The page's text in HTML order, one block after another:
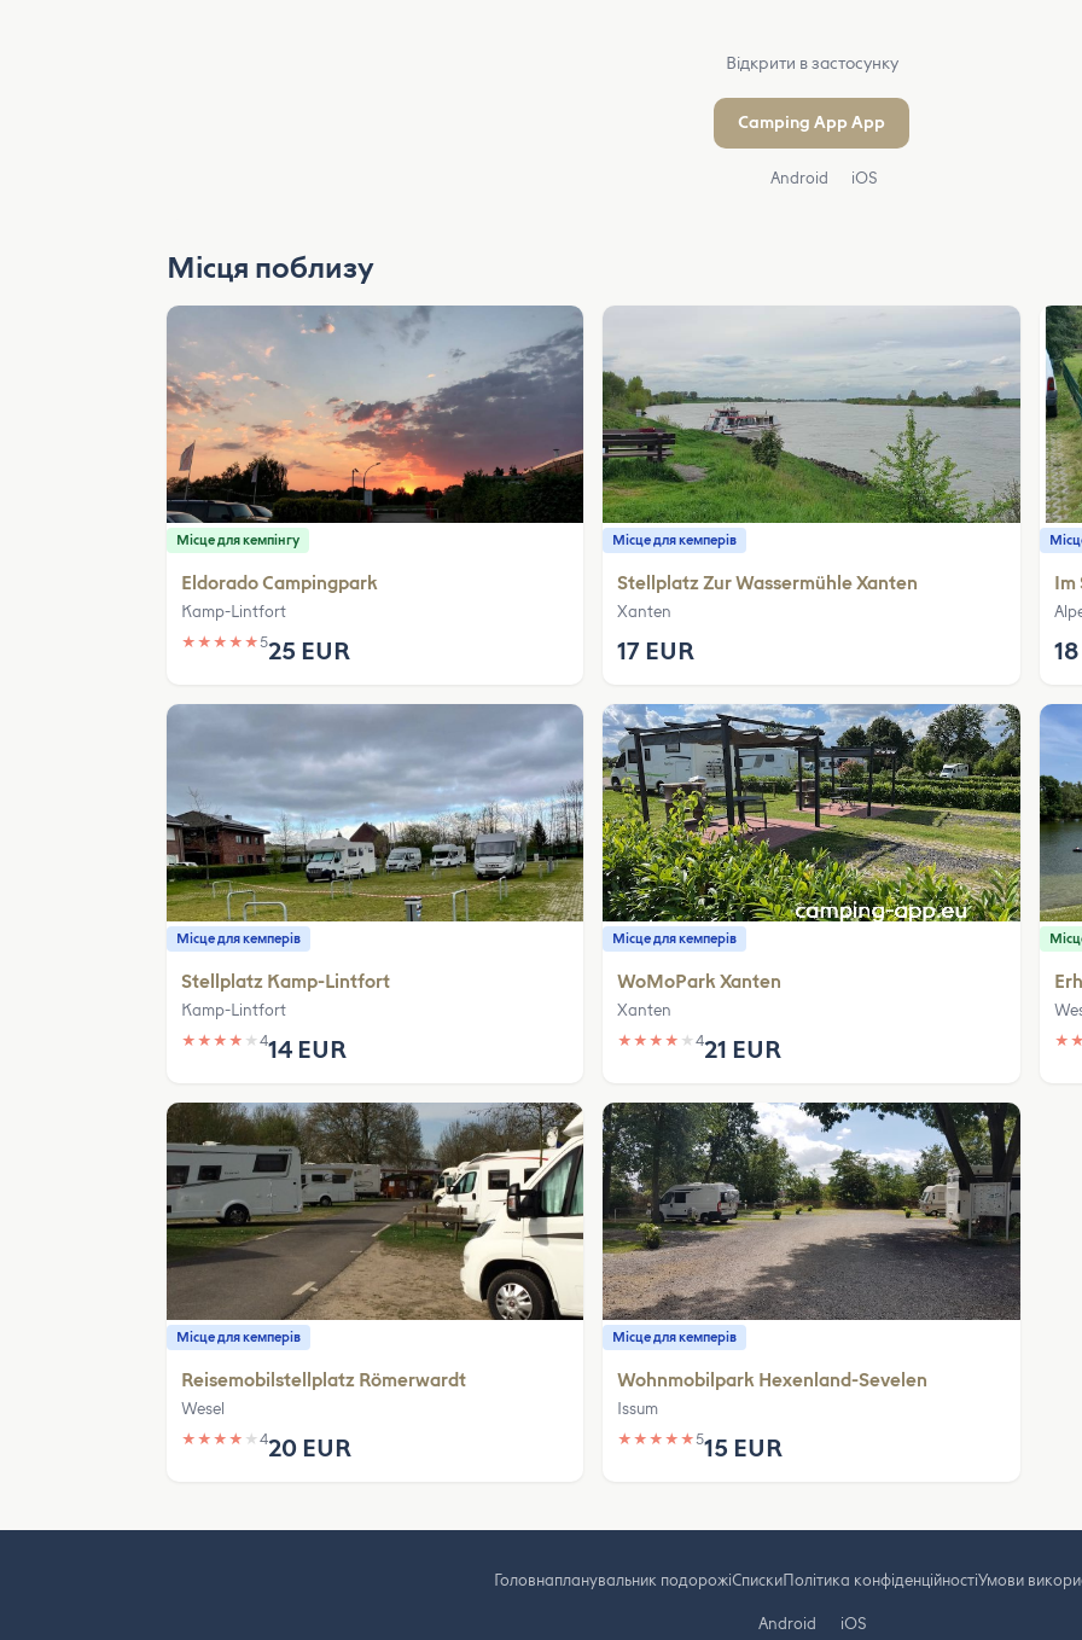
Відкрити в застосунку
Camping App App
Android iOS
Місця поблизу
Місце для кемпінгу
Eldorado Campingpark
Kamp-Lintfort
★ ★ ★ ★ ★525 EUR
Місце для кемперів
Stellplatz Zur Wassermühle Xanten
Xanten
17 EUR
Місце для кемперів
Stellplatz Kamp-Lintfort
Kamp-Lintfort
★ ★ ★ ★ ★ 414 EUR
Місце для кемперів
WoMoPark Xanten
Xanten
★ ★ ★ ★ ★421 EUR ★ ★
Місце для кемперів
Reisemobilstellplatz Römerwardt
Wesel
★ ★ ★ ★ ★ 420 EUR
Місце для кемперів
Wohnmobilpark Hexenland-Sevelen
Issum
★ ★ ★ ★ ★515 EUR
Головнапланувальник подорожіCпискиПолітика конфіденційностіУмови
Android iOS